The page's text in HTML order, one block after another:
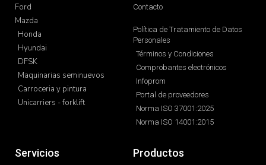
Ford
Mazda
Honda
Hyundai
DFSK
Maquinarias seminuevos
Carroceria y pintura
Unicarriers - forklift
Contacto
Política de Tratamiento de Datos
Personales
Términos y Condiciones
Comprobantes electrónicos
Infoprom
Portal de proveedores
Norma ISO 37001:2025
Norma ISO 14001:2015
Servicios Productos